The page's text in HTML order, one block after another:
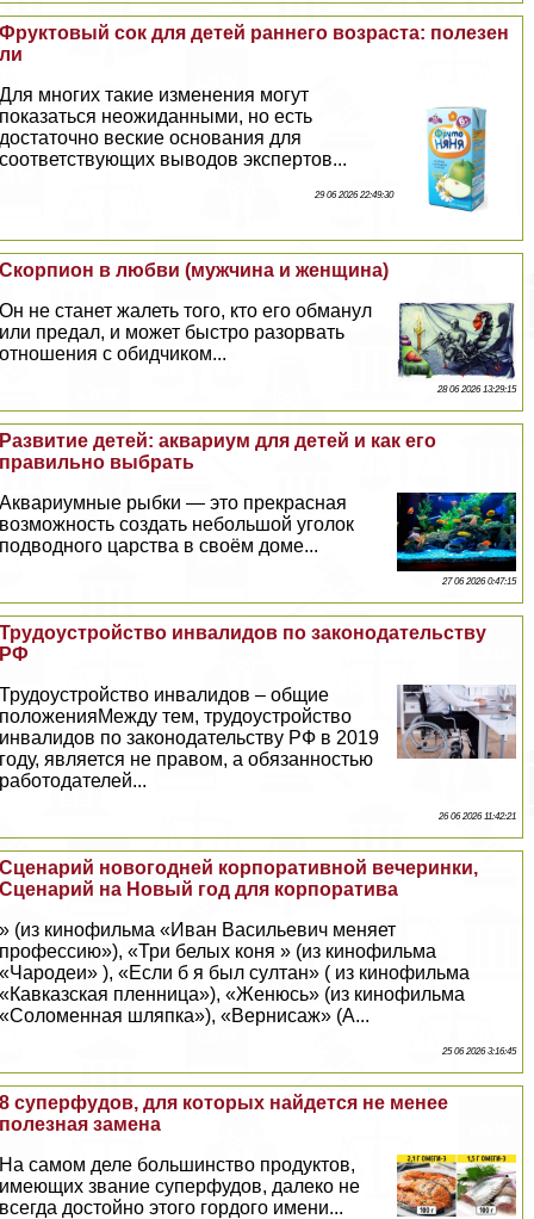
Фруктовый сок для детей раннего возраста: полезен
ли
Для многих такие изменения могут
показаться неожиданными, но есть
достаточно веские основания для
соответствующих выводов экспертов...
29 06 2026 22:49:30
Скорпион в любви (мужчина и женщина)
Он не станет жалеть того, кто его обманул
или предал, и может быстро разорвать
отношения с обидчиком...
28 06 2026 13:29:15
Развитие детей: аквариум для детей и как его
правильно выбрать
Аквариумные рыбки — это прекрасная
возможность создать небольшой уголок
подводного царства в своём доме...
27 06 2026 0:47:15
Трудоустройство инвалидов по законодательству
РФ
Трудоустройство инвалидов – общие
положенияМежду тем, трудоустройство
инвалидов по законодательству РФ в 2019
году, является не правом, а обязанностью
работодателей...
26 06 2026 11:42:21
Сценарий новогодней корпоративной вечеринки,
Сценарий на Новый год для корпоратива
» (из кинофильма «Иван Васильевич меняет
профессию»), «Три белых коня » (из кинофильма
«Чародеи» ), «Если б я был султан» ( из кинофильма
«Кавказская пленница»), «Женюсь» (из кинофильма
«Соломенная шляпка»), «Вернисаж» (А...
25 06 2026 3:16:45
8 суперфудов, для которых найдется не менее
полезная замена
На самом деле большинство продуктов,
имеющих звание суперфудов, далеко не
всегда достойно этого гордого имени...